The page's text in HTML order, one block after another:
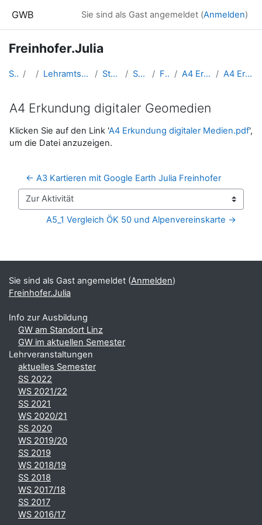
GWB Sie sind als Gast angemeldet (Anmelden)
Freinhofer.Julia
Startseite Kurse Lehramtsausbildung GW im Cluster Österreich Mitte Studentische Lernkurse Studienbeginn 2016 Freinhofer.Julia A4 Erkundung digitaler Geomedien A4 Erkundung digitaler Geomedien
A4 Erkundung digitaler Geomedien
Abschlussbedingungen
Klicken Sie auf den Link 'A4 Erkundung digitaler Medien.pdf',
um die Datei anzuzeigen.
← A3 Kartieren mit Google Earth Julia Freinhofer
Zur Aktivität
A5_1 Vergleich ÖK 50 und Alpenvereinskarte →
Ergänzungsblöcke
Sie sind als Gast angemeldet (Anmelden)
Freinhofer.Julia
Info zur Ausbildung
GW am Standort Linz
GW im aktuellen Semester
Lehrveranstaltungen
aktuelles Semester
SS 2022
WS 2021/22
SS 2021
WS 2020/21
SS 2020
WS 2019/20
SS 2019
WS 2018/19
SS 2018
WS 2017/18
SS 2017
WS 2016/17